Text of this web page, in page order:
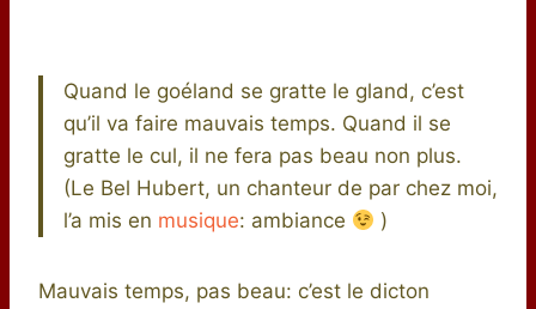
Quand le goéland se gratte le gland, c’est
qu’il va faire mauvais temps. Quand il se
gratte le cul, il ne fera pas beau non plus.
(Le Bel Hubert, un chanteur de par chez moi,
l’a mis en musique: ambiance )
Mauvais temps, pas beau: c’est le dicton